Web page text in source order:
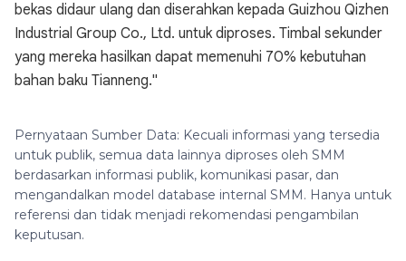
bekas didaur ulang dan diserahkan kepada Guizhou Qizhen
Industrial Group Co., Ltd. untuk diproses. Timbal sekunder
yang mereka hasilkan dapat memenuhi 70% kebutuhan
bahan baku Tianneng."
Pernyataan Sumber Data: Kecuali informasi yang tersedia
untuk publik, semua data lainnya diproses oleh SMM
berdasarkan informasi publik, komunikasi pasar, dan
mengandalkan model database internal SMM. Hanya untuk
referensi dan tidak menjadi rekomendasi pengambilan
keputusan.